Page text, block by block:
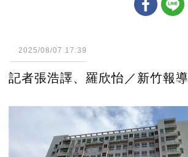
2025/08/07 17:39
記者張浩譯、羅欣怡／新竹報導